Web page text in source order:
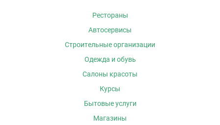
Рестораны
Автосервисы
Строительные организации
Одежда и обувь
Салоны красоты
Курсы
Бытовые услуги
Магазины